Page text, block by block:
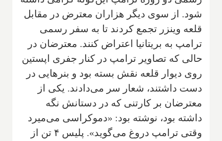
شود. از سوی دیگر هزاران معترض در مقابل
قلعه وینزر تجمع کردند تا به سفر رسمی
ترامپ به بریتانیا اعتراض کنند. معترضان در
حالی که تصاویر ترامپ در کنار جفری اپستین
روی دیوار قلعه نقش بسته بود و بنرهایی در
دست داشتند، شعار سر می‌دادند. یکی از
معترضان بر کارتنی که در دستانش نگه
داشته بود، نوشته بود: «دموکراسی می‌میرد
وقتی ترامپ دروغ می‌گوید». پلیس ۴ تن از